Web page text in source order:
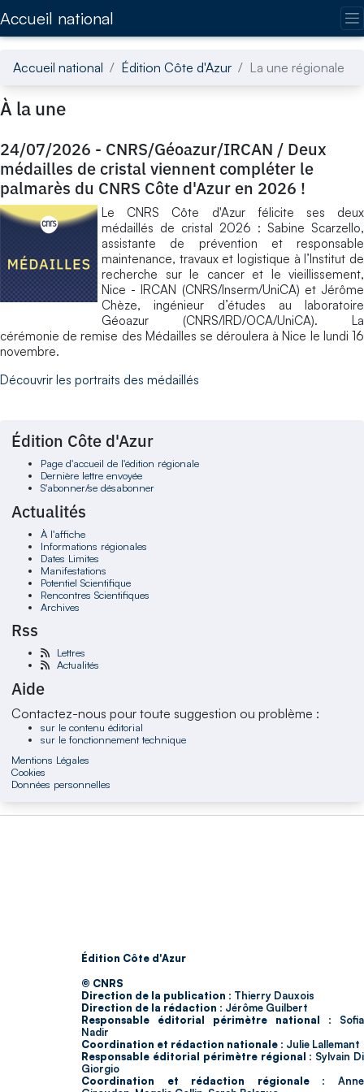
Accueil national
Accueil national Édition Côte d'Azur La une régionale
À la une
24/07/2026 - CNRS/Géoazur/IRCAN / Deux
médailles de cristal viennent compléter le
palmarès du CNRS Côte d'Azur en 2026 !
Le CNRS Côte d'Azur félicite ses deux
médaillés de cristal 2026 : Sabine Scarzello,
assistante de prévention et responsable
maintenance, travaux et logistique à l’Institut de
recherche sur le cancer et le vieillissement,
Nice - IRCAN (CNRS/Inserm/UniCA) et Jérôme
Chèze, ingénieur d’études au laboratoire
Géoazur (CNRS/IRD/OCA/UniCA). La
cérémonie de remise des Médailles se déroulera à Nice le lundi 16
novembre.
Découvrir les portraits des médaillés
Édition Côte d'Azur
Page d'accueil de l'édition régionale
Dernière lettre envoyée
S'abonner/se désabonner
Actualités
À l'affiche
Informations régionales
Dates Limites
Manifestations
Potentiel Scientifique
Rencontres Scientifiques
Archives
Rss
Lettres
Actualités
Aide
Contactez-nous pour toute suggestion ou problème :
sur le contenu éditorial
sur le fonctionnement technique
Mentions Légales
Cookies
Données personnelles
Édition Côte d'Azur
© CNRS
Direction de la publication : Thierry Dauxois
Direction de la rédaction : Jérôme Guilbert
Responsable éditorial périmètre national : Sofia
Nadir
Coordination et rédaction nationale : Julie Lallemant
Responsable éditorial périmètre régional : Sylvain Di
Giorgio
Coordination et rédaction régionale : Anne